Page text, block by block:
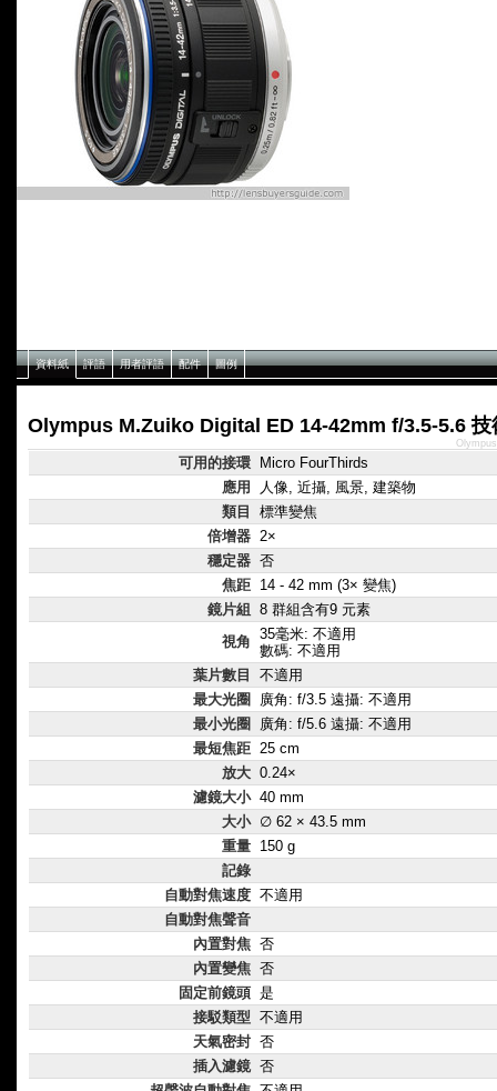
資料紙 評語 用者評語 配件 圖例
Olympus M.Zuiko Digital ED 14-42mm f/3.5-5.6 技
可用的接環
Micro FourThirds
應用
人像, 近攝, 風景, 建築物
類目
標準變焦
倍增器 2×
穩定器 否
焦距 14 - 42 mm (3× 變焦)
鏡片組
8 群組含有9 元素
視角 35毫米: 不適用
數碼: 不適用
葉片數目
不適用
最大光圈
廣角: f/3.5 遠攝: 不適用
最小光圈
廣角: f/5.6 遠攝: 不適用
最短焦距 25 cm
放大 0.24×
濾鏡大小 40 mm
大小 ∅ 62 × 43.5 mm
重量 150 g
記錄
自動對焦速度 不適用
自動對焦聲音
內置對焦 否
內置變焦 否
固定前鏡頭 是
接駁類型 不適用
天氣密封 否
插入濾鏡 否